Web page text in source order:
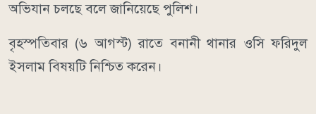
অভিযান চলছে বলে জানিয়েছে পুলিশ।
বৃহস্পতিবার (৬ আগস্ট) রাতে বনানী থানার ওসি ফরিদুল
ইসলাম বিষয়টি নিশ্চিত করেন।